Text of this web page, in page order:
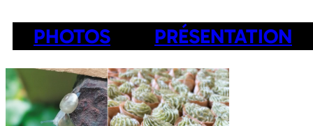
PHOTOS PRÉSENTATION